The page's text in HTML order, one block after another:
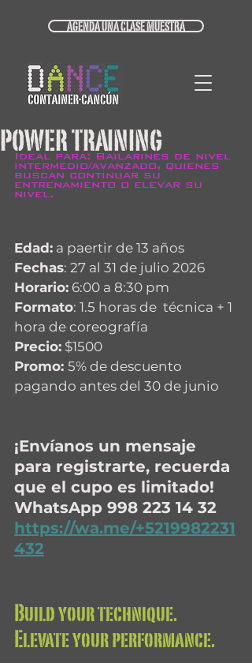
AGENDA UNA CLASE MUESTRA
POWER TRAINING
Ideal para: Bailarines de nivel
intermedio/avanzado, quienes
buscan continuar su
entrenamiento o elevar su
nivel.
Edad: a paertir de 13 años
Fechas: 27 al 31 de julio 2026
Horario: 6:00 a 8:30 pm
Formato: 1.5 horas de  técnica + 1
hora de coreografía
Precio: $1500
Promo: 5% de descuento
pagando antes del 30 de junio
¡Envíanos un mensaje
para registrarte, recuerda
que el cupo es limitado!
WhatsApp 998 223 14 32
https://wa.me/+5219982231
432
Build your technique.
Elevate your performance.